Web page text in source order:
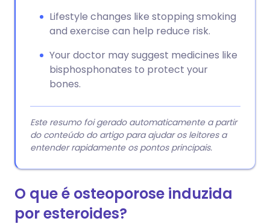
Lifestyle changes like stopping smoking
and exercise can help reduce risk.
Your doctor may suggest medicines like
bisphosphonates to protect your
bones.
Este resumo foi gerado automaticamente a partir
do conteúdo do artigo para ajudar os leitores a
entender rapidamente os pontos principais.
O que é osteoporose induzida
por esteroides?